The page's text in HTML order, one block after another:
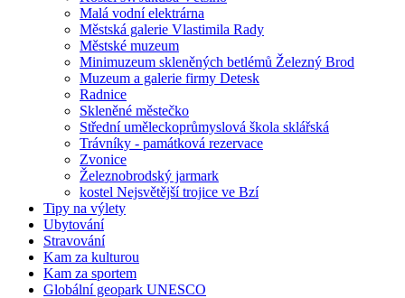
Malá vodní elektrárna
Městská galerie Vlastimila Rady
Městské muzeum
Minimuzeum skleněných betlémů Železný Brod
Muzeum a galerie firmy Detesk
Radnice
Skleněné městečko
Střední uměleckoprůmyslová škola sklářská
Trávníky - památková rezervace
Zvonice
Železnobrodský jarmark
kostel Nejsvětější trojice ve Bzí
Tipy na výlety
Ubytování
Stravování
Kam za kulturou
Kam za sportem
Globální geopark UNESCO